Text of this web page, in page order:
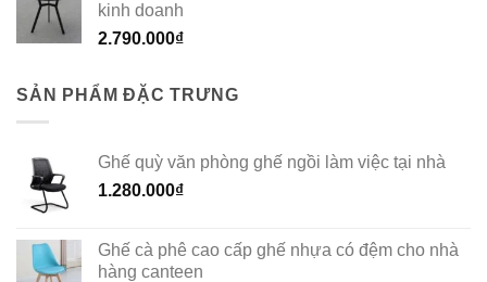
kinh doanh
2.790.000₫
SẢN PHẨM ĐẶC TRƯNG
Ghế quỳ văn phòng ghế ngồi làm việc tại nhà
1.280.000₫
Ghế cà phê cao cấp ghế nhựa có đệm cho nhà
hàng canteen